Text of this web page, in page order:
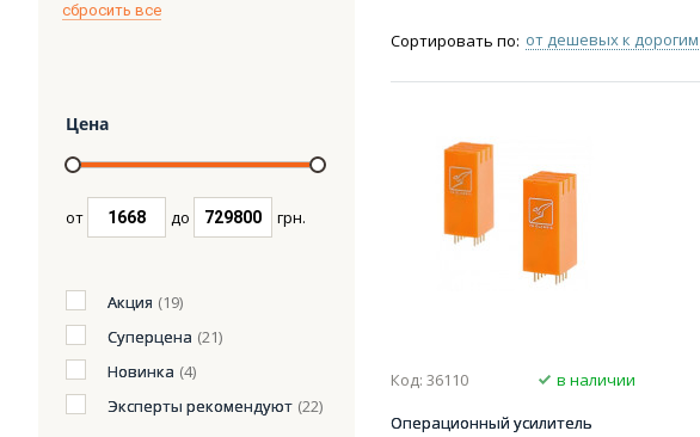
Цена
от до грн.
Акция (19)
Суперцена (21)
Новинка (4)
Эксперты рекомендуют (22)
cбросить все
Сортировать по: от дешевых к дорогим
Код: 36110
в наличии
Операционный усилитель